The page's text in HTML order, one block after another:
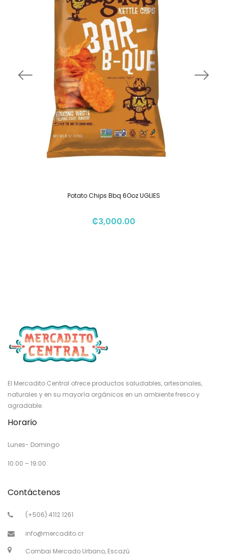
Potato Chips Bbq 6Ooz UGLIES
₡3,000.00
El Mercadito Central ofrece productos saludables, artesanales,
naturales y en su mayoría orgánicos en un ambiente fresco y
agradable.
Horario
Lunes- Domingo
10:00 – 19:00
Contáctenos
(+506) 4112 1261
info@mercadito.cr
Combai Mercado Urbano, Escazú